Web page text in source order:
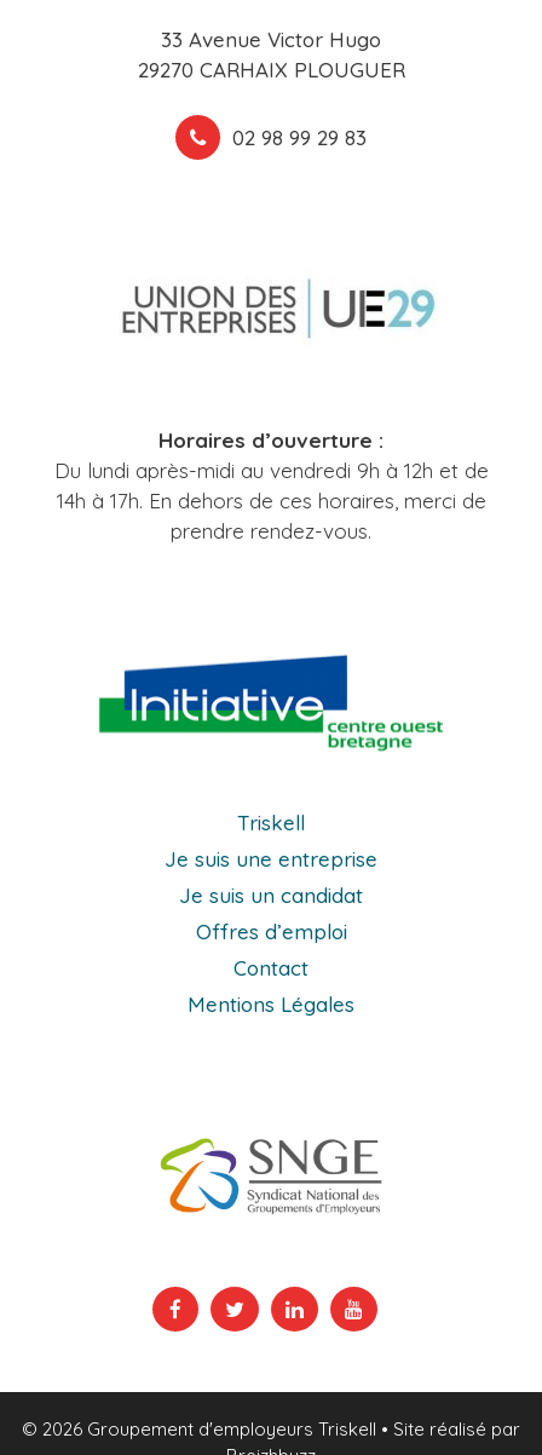
33 Avenue Victor Hugo
29270 CARHAIX PLOUGUER
02 98 99 29 83
Horaires d’ouverture :
Du lundi après-midi au vendredi 9h à 12h et de
14h à 17h. En dehors de ces horaires, merci de
prendre rendez-vous.
Triskell
Je suis une entreprise
Je suis un candidat
Offres d’emploi
Contact
Mentions Légales
© 2026 Groupement d'employeurs Triskell • Site réalisé par